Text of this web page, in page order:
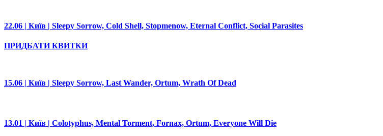
22.06 | Київ | Sleepy Sorrow, Cold Shell, Stopmenow, Eternal Conflict, Social Parasites
ПРИДБАТИ КВИТКИ
15.06 | Київ | Sleepy Sorrow, Last Wander, Ortum, Wrath Of Dead
13.01 | Київ | Colotyphus, Mental Torment, Fornax, Ortum, Everyone Will Die